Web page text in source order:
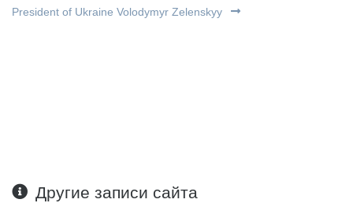
President of Ukraine Volodymyr Zelenskyy
Другие записи сайта